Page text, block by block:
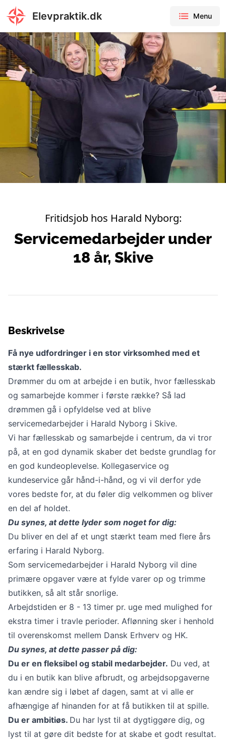
Elevpraktik.dk Menu
Fritidsjob hos Harald Nyborg:
Servicemedarbejder under
18 år, Skive
Beskrivelse
Få nye udfordringer i en stor virksomhed med et
stærkt fællesskab.
Drømmer du om at arbejde i en butik, hvor fællesskab
og samarbejde kommer i første række? Så lad
drømmen gå i opfyldelse ved at blive
servicemedarbejder i Harald Nyborg i Skive.
Vi har fællesskab og samarbejde i centrum, da vi tror
på, at en god dynamik skaber det bedste grundlag for
en god kundeoplevelse. Kollegaservice og
kundeservice går hånd-i-hånd, og vi vil derfor yde
vores bedste for, at du føler dig velkommen og bliver
en del af holdet.
Du synes, at dette lyder som noget for dig:
Du bliver en del af et ungt stærkt team med flere års
erfaring i Harald Nyborg.
Som servicemedarbejder i Harald Nyborg vil dine
primære opgaver være at fylde varer op og trimme
butikken, så alt står snorlige.
Arbejdstiden er 8 - 13 timer pr. uge med mulighed for
ekstra timer i travle perioder. Aflønning sker i henhold
til overenskomst mellem Dansk Erhverv og HK.
Du synes, at dette passer på dig:
Du er en fleksibel og stabil medarbejder. Du ved, at
du i en butik kan blive afbrudt, og arbejdsopgaverne
kan ændre sig i løbet af dagen, samt at vi alle er
afhængige af hinanden for at få butikken til at spille.
Du er ambitiøs. Du har lyst til at dygtiggøre dig, og
lyst til at gøre dit bedste for at skabe et godt resultat.